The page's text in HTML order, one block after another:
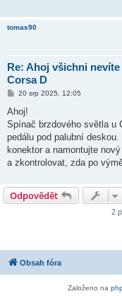
k
tomas90
Re: Ahoj všichni
Corsa D
P
í
p
ě
e
k
20 srp 2025, 12:05
Ahoj!
Spínač brzdového světla u
pedálu pod palubní
konektor a namontujte
a zkontrolovat, zda po
Odpovědět
2
Obsah fóra
Založeno na